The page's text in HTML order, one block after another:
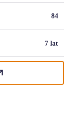
84
7 lat